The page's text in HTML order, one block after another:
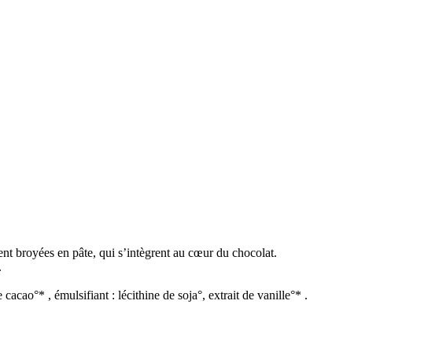
broyées en pâte, qui s’intègrent au cœur du chocolat.
, émulsifiant : lécithine de soja°, extrait de vanille°* .